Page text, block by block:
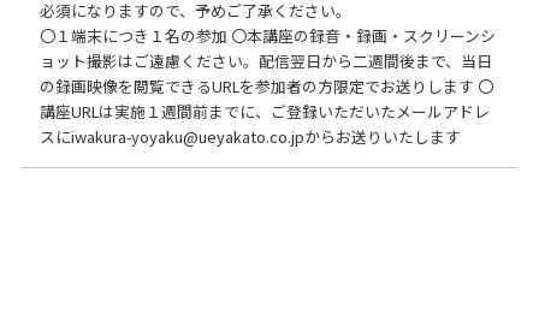
必須になりますので、予めご了承ください。
〇１端末につき１名の参加 〇本講座の録音・録画・スクリーンシ
ョット撮影はご遠慮ください。配信翌日から二週間後まで、当日
の録画映像を閲覧できるURLを参加者の方限定でお送りします 〇
講座URLは実施１週間前までに、ご登録いただいたメールアドレ
スにiwakura-yoyaku@ueyakato.co.jpからお送りいたします